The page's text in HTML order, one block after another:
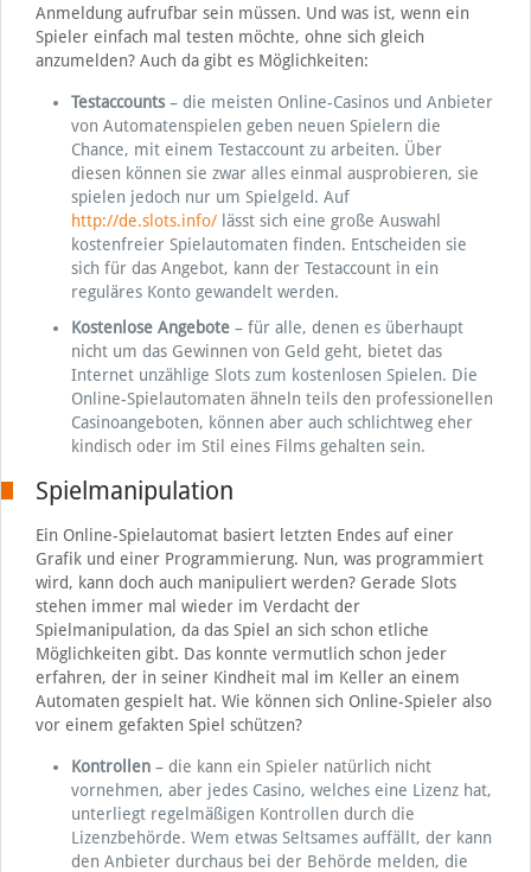
Anmeldung aufrufbar sein müssen. Und was ist, wenn ein
Spieler einfach mal testen möchte, ohne sich gleich
anzumelden? Auch da gibt es Möglichkeiten:
Testaccounts– die meisten Online-Casinos und Anbieter
von Automatenspielen geben neuen Spielern die
Chance, mit einem Testaccount zu arbeiten. Über
diesen können sie zwar alles einmal ausprobieren, sie
spielen jedoch nur um Spielgeld. Auf
http://de.slots.info/lässt sich eine große Auswahl
kostenfreier Spielautomaten finden. Entscheiden sie
sich für das Angebot, kann der Testaccount in ein
reguläres Konto gewandelt werden.
Kostenlose Angebote– für alle, denen es überhaupt
nicht um das Gewinnen von Geld geht, bietet das
Internet unzählige Slots zum kostenlosen Spielen. Die
Online-Spielautomaten ähneln teils den professionellen
Casinoangeboten, können aber auch schlichtweg eher
kindisch oder im Stil eines Films gehalten sein.
Spielmanipulation
Ein Online-Spielautomat basiert letzten Endes auf einer
Grafik und einer Programmierung. Nun, was programmiert
wird, kann doch auch manipuliert werden? Gerade Slots
stehen immer mal wieder im Verdacht der
Spielmanipulation, da das Spiel an sich schon etliche
Möglichkeiten gibt. Das konnte vermutlich schon jeder
erfahren, der in seiner Kindheit mal im Keller an einem
Automaten gespielt hat. Wie können sich Online-Spieler also
vor einem gefakten Spiel schützen?
Kontrollen– die kann ein Spieler natürlich nicht
vornehmen, aber jedes Casino, welches eine Lizenz hat,
unterliegt regelmäßigen Kontrollen durch die
Lizenzbehörde. Wem etwas Seltsames auffällt, der kann
den Anbieter durchaus bei der Behörde melden, die